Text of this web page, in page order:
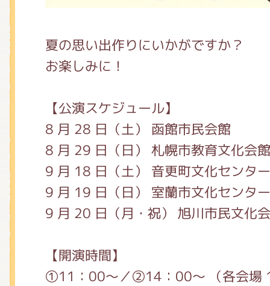
夏の思い出作りにいかがですか？
お楽しみに！
【公演スケジュール】
8 月 28 日（土） 函館市民会館
8 月 29 日（日） 札幌市教育文化会館
9 月 18 日（土） 音更町文化センター
9 月 19 日（日） 室蘭市文化センター
9 月 20 日（月・祝） 旭川市民文化
【開演時間】
①11：00～／②14：00～ （各会場